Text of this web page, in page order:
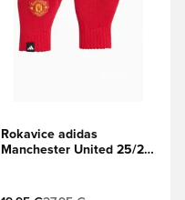
Rokavice adidas
Manchester United 25/26